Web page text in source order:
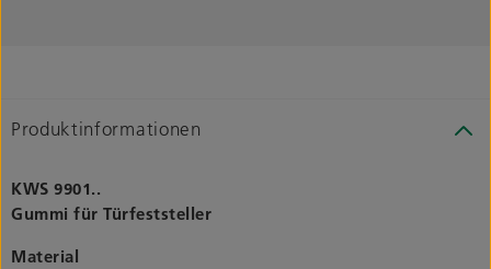
Produktinformationen
KWS 9901..
Gummi für Türfeststeller
Material